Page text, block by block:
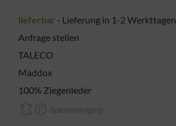
lieferbar - Lieferung in 1-2 Werkttagen
Anfrage stellen
TALECO
Maddox
100% Ziegenleder